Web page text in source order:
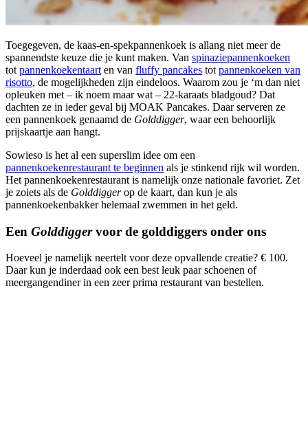
Toegegeven, de kaas-en-spekpannenkoek is allang niet meer de
spannendste keuze die je kunt maken. Van spinaziepannenkoeken
tot pannenkoekentaart en van fluffy pancakes tot pannenkoeken van
risotto, de mogelijkheden zijn eindeloos. Waarom zou je ‘m dan niet
opleuken met – ik noem maar wat – 22-karaats bladgoud? Dat
dachten ze in ieder geval bij MOAK Pancakes. Daar serveren ze
een pannenkoek genaamd de Golddigger, waar een behoorlijk
prijskaartje aan hangt.
Sowieso is het al een superslim idee om een
pannenkoekenrestaurant te beginnen als je stinkend rijk wil worden.
Het pannenkoekenrestaurant is namelijk onze nationale favoriet. Zet
je zoiets als de Golddiggerop de kaart, dan kun je als
pannenkoekenbakker helemaal zwemmen in het geld.
Een Golddiggervoor de golddiggers onder ons
Hoeveel je namelijk neertelt voor deze opvallende creatie? € 100.
Daar kun je inderdaad ook een best leuk paar schoenen of
meergangendiner in een zeer prima restaurant van bestellen.